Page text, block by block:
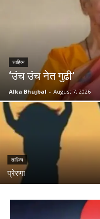
साहित्य
‘उंच उंच नेत गुढी’
Alka Bhujbal - August 7, 2026
साहित्य
प्रेरणा